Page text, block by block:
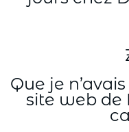
Que je
site web de